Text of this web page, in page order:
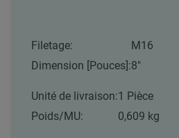
Filetage:
M16
Dimension [Pouces]:8"
Unité de livraison:1 Pièce
Poids/MU:
0,609 kg